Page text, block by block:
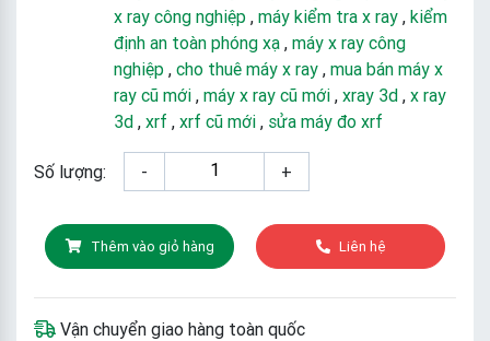
x ray công nghiệp , máy kiểm tra x ray , kiểm
định an toàn phóng xạ , máy x ray công
nghiệp , cho thuê máy x ray , mua bán máy x
ray cũ mới , máy x ray cũ mới , xray 3d , x ray
3d , xrf , xrf cũ mới , sửa máy đo xrf
Số lượng: - +
Thêm vào giỏ hàng Liên hệ
Vận chuyển giao hàng toàn quốc